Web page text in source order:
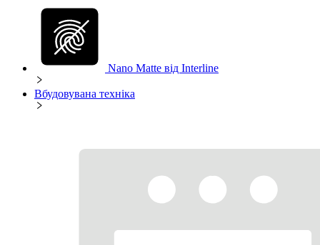
Nano Matte від Interline
Вбудовувана техніка